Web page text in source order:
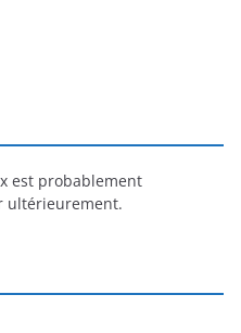
est probablement
ultérieurement.